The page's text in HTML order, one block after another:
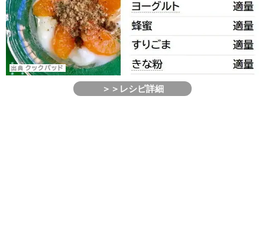
＞＞レシピ詳細